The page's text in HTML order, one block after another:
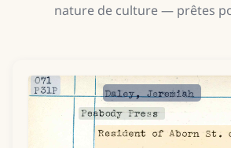
nature de culture — prêtes